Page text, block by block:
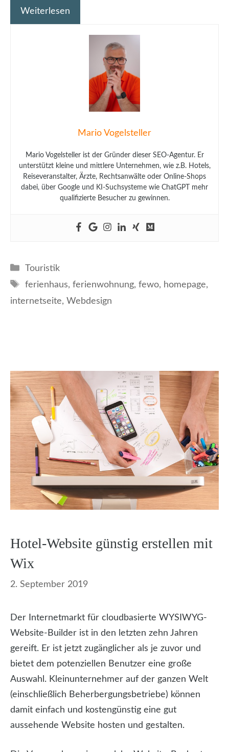
Weiterlesen
Mario Vogelsteller
Mario Vogelsteller ist der Gründer dieser SEO-Agentur. Er
unterstützt kleine und mittlere Unternehmen, wie z.B. Hotels,
Reiseveranstalter, Ärzte, Rechtsanwälte oder Online-Shops
dabei, über Google und KI-Suchsysteme wie ChatGPT mehr
qualifizierte Besucher zu gewinnen.
Kategorien
Touristik
Schlagwörter
ferienhaus, ferienwohnung, fewo, homepage,
internetseite, Webdesign
Hotel-Website günstig erstellen mit
Wix
2. September 2019
Der Internetmarkt für cloudbasierte WYSIWYG-
Website-Builder ist in den letzten zehn Jahren
gereift. Er ist jetzt zugänglicher als je zuvor und
bietet dem potenziellen Benutzer eine große
Auswahl. Kleinunternehmer auf der ganzen Welt
(einschließlich Beherbergungsbetriebe) können
damit einfach und kostengünstig eine gut
aussehende Website hosten und gestalten.